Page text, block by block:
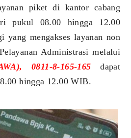
piket di kantor cabang
pukul 08.00 hingga 12.00
yang mengakses layanan non
Administrasi melalui
0811-8-165-165dapat
hingga 12.00 WIB.